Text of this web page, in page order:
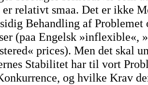
er relativt smaa. Det er ikke
Behandling af Problemet
(paa Engelsk »inflexible«,
prices). Men det skal
Stabilitet har til vort
og hvilke Krav